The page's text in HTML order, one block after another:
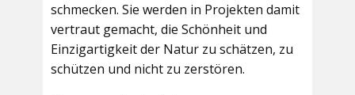
schmecken. Sie werden in Projekten damit
vertraut gemacht, die Schönheit und
Einzigartigkeit der Natur zu schätzen, zu
schützen und nicht zu zerstören.